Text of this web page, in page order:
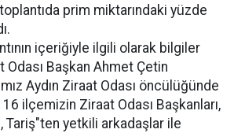
toplantıda prim miktarındaki yüzde
içeriğiyle ilgili olarak bilgiler
Başkan Ahmet Çetin
Aydın Ziraat Odası öncülüğünde
16 ilçemizin Ziraat Odası Başkanları,
Tariş"ten yetkili arkadaşlar ile